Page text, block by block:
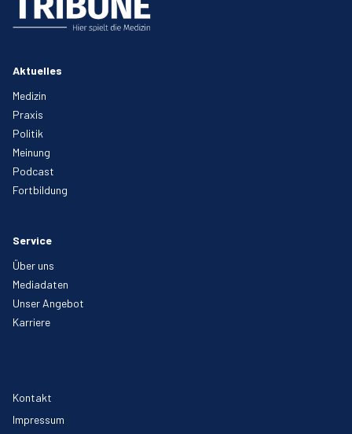
Aktuelles
Medizin
Praxis
Politik
Meinung
Podcast
Fortbildung
Service
Über uns
Mediadaten
Unser Angebot
Karriere
Kontakt
Impressum